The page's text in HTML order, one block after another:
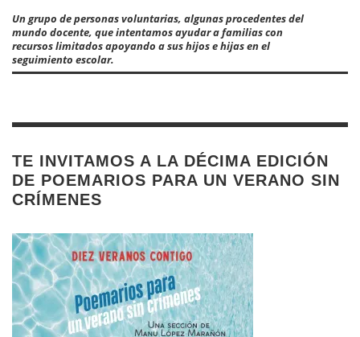
Un grupo de personas voluntarias, algunas procedentes del
mundo docente, que intentamos ayudar a familias con
recursos limitados apoyando a sus hijos e hijas en el
seguimiento escolar.
TE INVITAMOS A LA DÉCIMA EDICIÓN
DE POEMARIOS PARA UN VERANO SIN
CRÍMENES